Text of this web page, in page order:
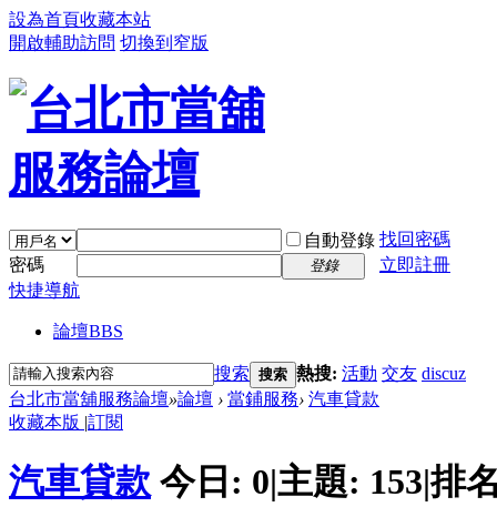
設為首頁收藏本站
開啟輔助訪問 切換到窄版
自動登錄 找回密碼
密碼
登錄
立即註冊
快捷導航
論壇BBS
搜索 搜索 熱搜: 活動 交友 discuz
台北市當舖服務論壇»論壇 › 當鋪服務› 汽車貸款
收藏本版 |訂閱
汽車貸款 今日: 0|主題: 153|排